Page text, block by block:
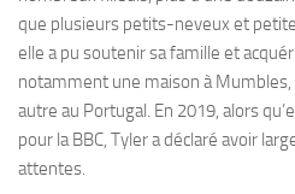
que plusieurs petits-neveux et
elle a pu soutenir sa famille et
notamment une maison à Mumbles,
autre au Portugal. En 2019, alors
pour la BBC, Tyler a déclaré avoir
attentes.